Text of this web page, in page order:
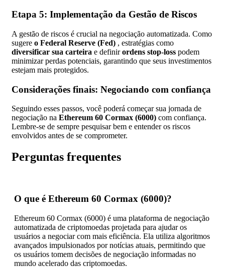
Etapa 5: Implementação da Gestão de Riscos
A gestão de riscos é crucial na negociação automatizada. Como
sugere o Federal Reserve (Fed) , estratégias como
diversificar sua carteira e definirordens stop-loss podem
minimizar perdas potenciais, garantindo que seus investimentos
estejam mais protegidos.
Considerações finais: Negociando com confiança
Seguindo esses passos, você poderá começar sua jornada de
negociação na Ethereum 60 Cormax (6000) com confiança.
Lembre-se de sempre pesquisar bem e entender os riscos
envolvidos antes de se comprometer.
Perguntas frequentes
O que é Ethereum 60 Cormax (6000)?
Ethereum 60 Cormax (6000) é uma plataforma de negociação
automatizada de criptomoedas projetada para ajudar os
usuários a negociar com mais eficiência. Ela utiliza algoritmos
avançados impulsionados por notícias atuais, permitindo que
os usuários tomem decisões de negociação informadas no
mundo acelerado das criptomoedas.